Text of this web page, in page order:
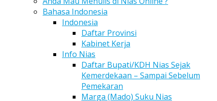
Bahasa Indonesia
Indonesia
Daftar Provinsi
Kabinet Kerja
Info Nias
Daftar Bupati/KDH Nias Sejak
Kemerdekaan – Sampai Sebelum
Pemekaran
Marga (Mado) Suku Nias